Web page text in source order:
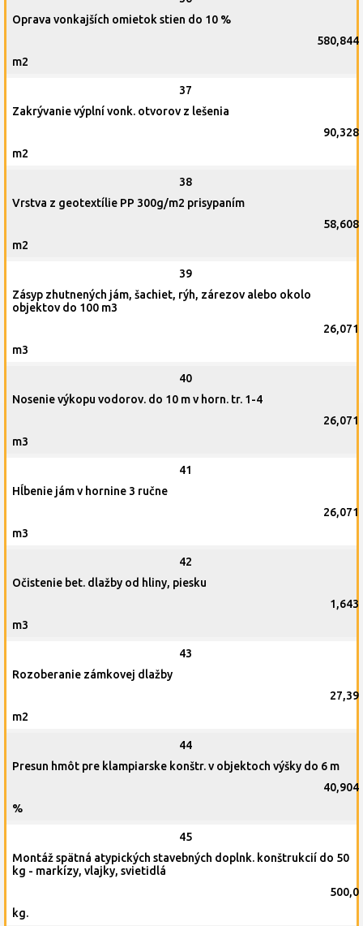
Oprava vonkajších omietok stien do 10 %
580,844
m2
37
Zakrývanie výplní vonk. otvorov z lešenia
90,328
m2
38
Vrstva z geotextílie PP 300g/m2 prisypaním
58,608
m2
39
Zásyp zhutnených jám, šachiet, rýh, zárezov alebo okolo
objektov do 100 m3
26,071
m3
40
Nosenie výkopu vodorov. do 10 m v horn. tr. 1-4
26,071
m3
41
Hĺbenie jám v hornine 3 ručne
26,071
m3
42
Očistenie bet. dlažby od hliny, piesku
1,643
m3
43
Rozoberanie zámkovej dlažby
27,39
m2
44
Presun hmôt pre klampiarske konštr. v objektoch výšky do 6 m
40,904
%
45
Montáž spätná atypických stavebných doplnk. konštrukcií do 50
kg - markízy, vlajky, svietidlá
500,0
kg.